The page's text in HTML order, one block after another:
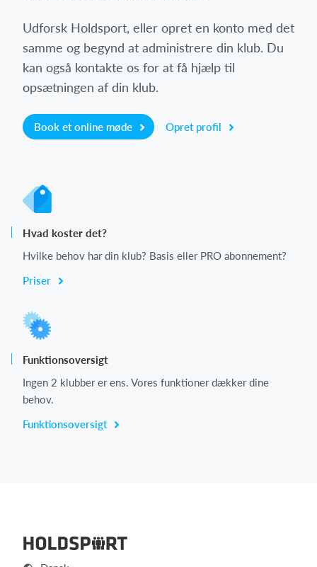
Udforsk Holdsport, eller opret en konto med det
samme og begynd at administrere din klub. Du
kan også kontakte os for at få hjælp til
opsætningen af din klub.
Book et online møde Opret profil
Hvad koster det?
Hvilke behov har din klub? Basis eller PRO abonnement?
Priser
Funktionsoversigt
Ingen 2 klubber er ens. Vores funktioner dækker dine
behov.
Funktionsoversigt